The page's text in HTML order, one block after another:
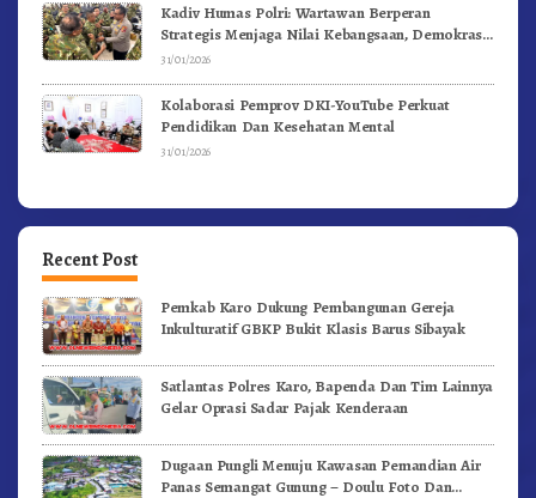
Kadiv Humas Polri: Wartawan Berperan
Strategis Menjaga Nilai Kebangsaan, Demokrasi,
dan NKRI
31/01/2026
Kolaborasi Pemprov DKI-YouTube Perkuat
Pendidikan Dan Kesehatan Mental
31/01/2026
Recent Post
Pemkab Karo Dukung Pembangunan Gereja
Inkulturatif GBKP Bukit Klasis Barus Sibayak
Satlantas Polres Karo, Bapenda Dan Tim Lainnya
Gelar Oprasi Sadar Pajak Kenderaan
Dugaan Pungli Menuju Kawasan Pemandian Air
Panas Semangat Gunung – Doulu Foto Dan